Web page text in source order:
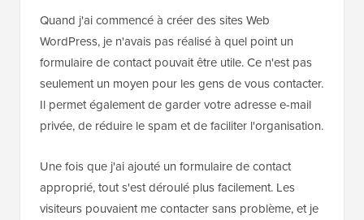
Quand j'ai commencé à créer des sites Web
WordPress, je n'avais pas réalisé à quel point un
formulaire de contact pouvait être utile. Ce n'est pas
seulement un moyen pour les gens de vous contacter.
Il permet également de garder votre adresse e-mail
privée, de réduire le spam et de faciliter l'organisation.
Une fois que j'ai ajouté un formulaire de contact
approprié, tout s'est déroulé plus facilement. Les
visiteurs pouvaient me contacter sans problème, et je